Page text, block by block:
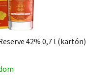
42% 0,7 l (kartón)